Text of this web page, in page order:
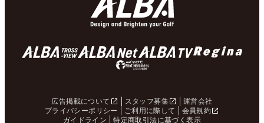
広告掲載について スタッフ募集
運営会社
プライバシーポリシー
ご利用に際して
会員規約
ガイドライン
特定商取引法に基づく表示